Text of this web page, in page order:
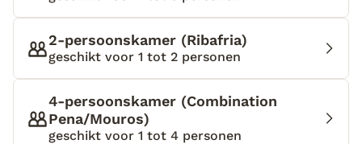
badkamer vind je een mozaïek op de muur met
blauwe en witte tegeltjes. Op mijn ruime bed ligt
mijn zonnebril al op mij te wachten. Zodra ik klaar
ben, zet ik hem op, trek ik de deur achter mij dicht
en loop de zon tegemoet. Ricardo wacht op mij in de
prachtige tuin vol met citroenbomen, levendige
hortensia’s en kleurrijke bougainvilles. In zijn handen
2-persoonskamer (Ribafria)
geschikt voor 1 tot 2 personen
4-persoonskamer (Combination
Pena/Mouros)
geschikt voor 1 tot 4 personen